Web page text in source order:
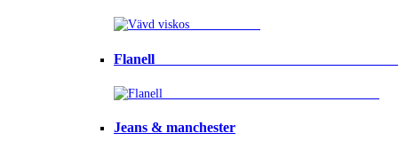
Flanell
Jeans & manchester